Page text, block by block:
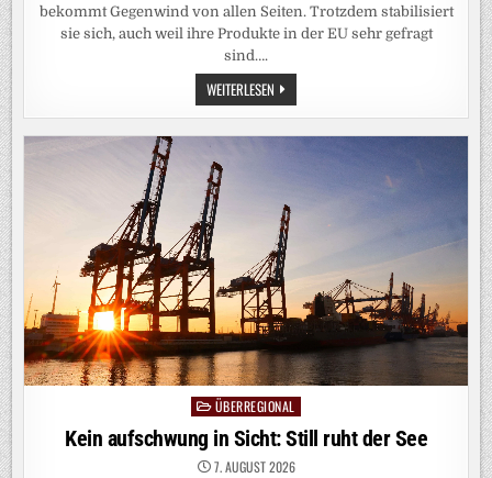
bekommt Gegenwind von allen Seiten. Trotzdem stabilisiert
sie sich, auch weil ihre Produkte in der EU sehr gefragt
sind….
WEITERLESEN EXPORTREKORD:
DIE
DEUTSCHE
WIRTSCHAFT
GLOBALEN
PostedÜBERREGIONAL
Kein aufschwung in Sicht: Still ruht der See
7. AUGUST 2026